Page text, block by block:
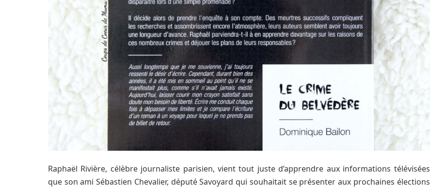
Raphaël Rivière, célèbre journaliste parisien, vient tout juste d’apprendre aux informations télévisées
que son ami Sébastien Chevalier, député Savoyard qui souhaitait se présenter aux prochaines élections